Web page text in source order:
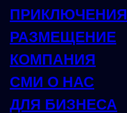
ПРИКЛЮЧЕНИЯ
РАЗМЕЩЕНИЕ
КОМПАНИЯ
СМИ О НАС
ДЛЯ БИЗНЕСА